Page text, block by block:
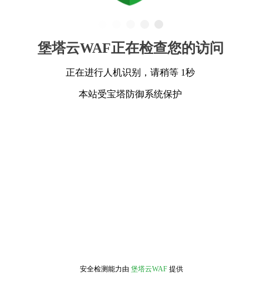
堡塔云WAF正在检查您的访问
正在进行人机识别，请稍等 1秒
本站受宝塔防御系统保护
安全检测能力由 堡塔云WAF 提供